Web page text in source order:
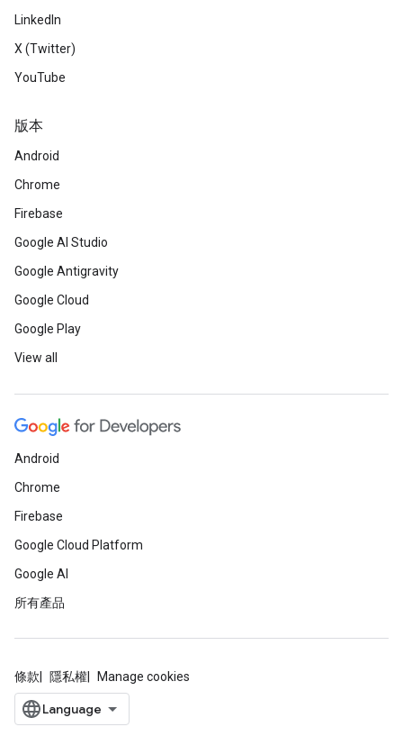
LinkedIn
X (Twitter)
YouTube
版本
Android
Chrome
Firebase
Google AI Studio
Google Antigravity
Google Cloud
Google Play
View all
Android
Chrome
Firebase
Google Cloud Platform
Google AI
所有產品
條款 隱私權 Manage cookies